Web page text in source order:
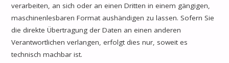
verarbeiten, an sich oder an einen Dritten in einem gängigen,
maschinenlesbaren Format aushändigen zu lassen. Sofern Sie
die direkte Übertragung der Daten an einen anderen
Verantwortlichen verlangen, erfolgt dies nur, soweit es
technisch machbar ist.